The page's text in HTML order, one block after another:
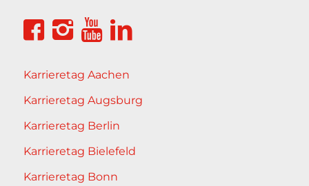
Karrieretag Aachen
Karrieretag Augsburg
Karrieretag Berlin
Karrieretag Bielefeld
Karrieretag Bonn